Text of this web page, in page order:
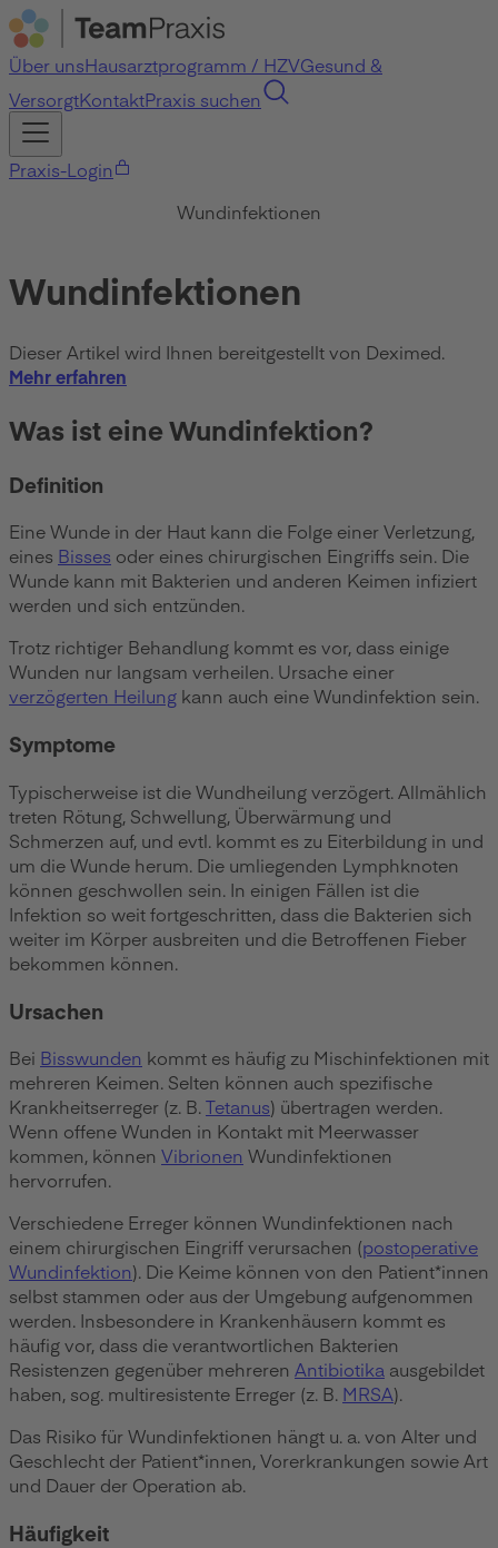
Über unsHausarztprogramm / HZVGesund &
VersorgtKontaktPraxis suchen
Praxis-Login
Wundinfektionen
Wundinfektionen
Dieser Artikel wird Ihnen bereitgestellt von Deximed.
Mehr erfahren
Was ist eine Wundinfektion?
Definition
Eine Wunde in der Haut kann die Folge einer Verletzung,
eines Bisses oder eines chirurgischen Eingriffs sein. Die
Wunde kann mit Bakterien und anderen Keimen infiziert
werden und sich entzünden.
Trotz richtiger Behandlung kommt es vor, dass einige
Wunden nur langsam verheilen. Ursache einer
verzögerten Heilung kann auch eine Wundinfektion sein.
Symptome
Typischerweise ist die Wundheilung verzögert. Allmählich
treten Rötung, Schwellung, Überwärmung und
Schmerzen auf, und evtl. kommt es zu Eiterbildung in und
um die Wunde herum. Die umliegenden Lymphknoten
können geschwollen sein. In einigen Fällen ist die
Infektion so weit fortgeschritten, dass die Bakterien sich
weiter im Körper ausbreiten und die Betroffenen Fieber
bekommen können.
Ursachen
Bei Bisswunden kommt es häufig zu Mischinfektionen mit
mehreren Keimen. Selten können auch spezifische
Krankheitserreger (z. B. Tetanus) übertragen werden.
Wenn offene Wunden in Kontakt mit Meerwasser
kommen, können Vibrionen Wundinfektionen
hervorrufen.
Verschiedene Erreger können Wundinfektionen nach
einem chirurgischen Eingriff verursachen (postoperative
Wundinfektion). Die Keime können von den Patient*innen
selbst stammen oder aus der Umgebung aufgenommen
werden. Insbesondere in Krankenhäusern kommt es
häufig vor, dass die verantwortlichen Bakterien
Resistenzen gegenüber mehreren Antibiotika ausgebildet
haben, sog. multiresistente Erreger (z. B. MRSA).
Das Risiko für Wundinfektionen hängt u. a. von Alter und
Geschlecht der Patient*innen, Vorerkrankungen sowie Art
und Dauer der Operation ab.
Häufigkeit